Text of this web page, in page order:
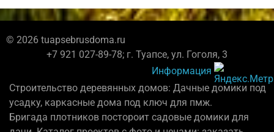
© 2026 tuapsebrusdoma.ru
+7 921 027-89-78; г. Туапсе, ул. Гоголя, 3
Информация
Строительство деревянных домов: Дачные домики под
усадку, каркасные дома под ключ для пмж.
Бригада плотников постороит садовые домики для